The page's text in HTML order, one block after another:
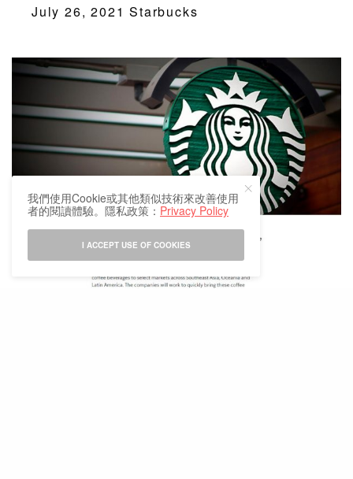
July 26, 2021 Starbucks
我們使用Cookie或其他類似技術來改善使用
者的閱讀體驗。隱私政策： Privacy Policy
I ACCEPT USE OF COOKIES